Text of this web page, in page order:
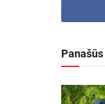
Panašūs